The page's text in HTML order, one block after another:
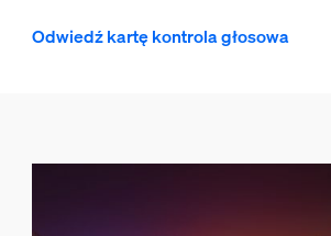
Odwiedź kartę kontrola głosowa